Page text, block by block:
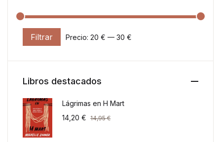
Precio mínimo
Precio máximo
Filtrar Precio: 20 € — 30 €
Libros destacados
Lágrimas en H Mart
14,20 € 14,95€